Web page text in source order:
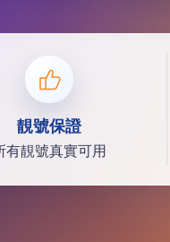
靚號保證
有靚號真實可用